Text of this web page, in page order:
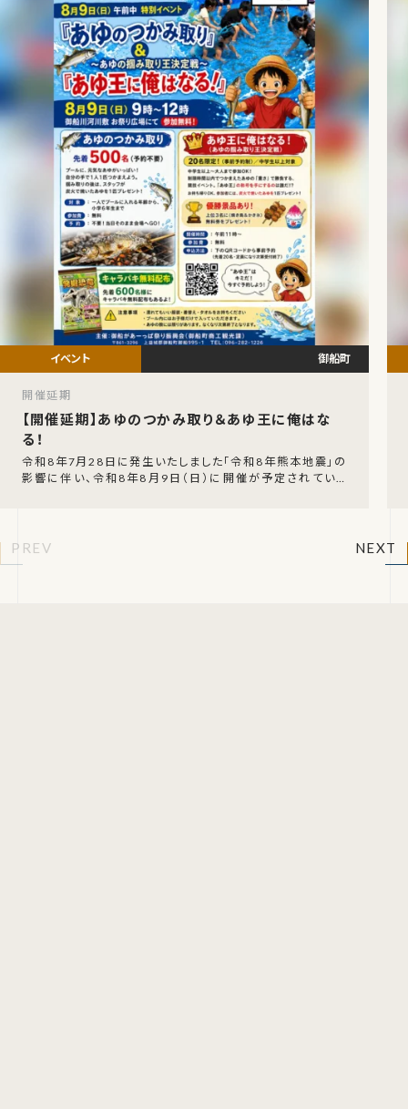
【開催延期】あゆのつかみ取り＆あゆ王に俺はな
る！
令和8年7月28日に発生いたしました「令和8年熊本地震」の
影響に伴い、令和8年8月9日（日）に開催が予定されていた
御船町
開催延期
PREV NEXT